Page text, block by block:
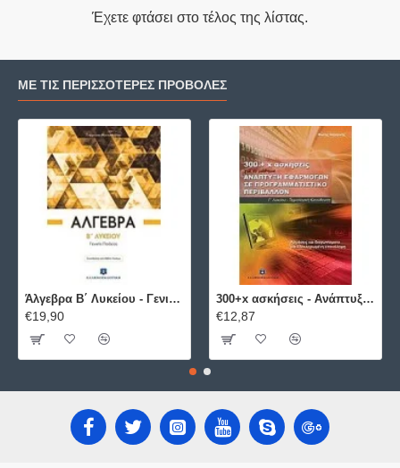
Έχετε φτάσει στο τέλος της λίστας.
ΜΕ ΤΙΣ ΠΕΡΙΣΣΌΤΕΡΕΣ ΠΡΟΒΟΛΈΣ
Άλγεβρα B΄ Λυκείου - Γενικής Παιδείας ΕΛΛΗΝΟΕΚΔΟΤΙΚΗ
€19,90
300+x ασκήσεις - Ανάπτυξη Εφαρμογών σε Προγραμματιστικό Περιβάλλον ΕΛΛΗΝΟΕΚΔΟΤΙΚΗ
€12,87